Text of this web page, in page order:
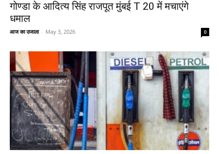
गोण्डा के आदित्य सिंह राजपूत मुंबई T 20 में मचाएंगे
धमाल
आज का उजाला - May 3, 2026 0